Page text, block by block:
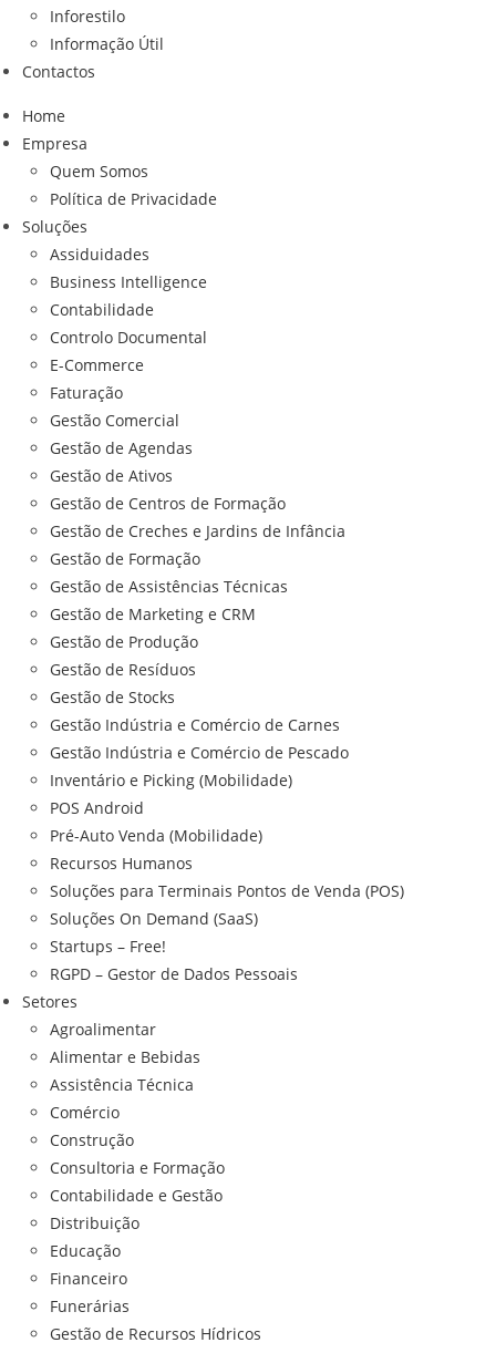
Inforestilo
Informação Útil
Contactos
Home
Empresa
Quem Somos
Política de Privacidade
Soluções
Assiduidades
Business Intelligence
Contabilidade
Controlo Documental
E-Commerce
Faturação
Gestão Comercial
Gestão de Agendas
Gestão de Ativos
Gestão de Centros de Formação
Gestão de Creches e Jardins de Infância
Gestão de Formação
Gestão de Assistências Técnicas
Gestão de Marketing e CRM
Gestão de Produção
Gestão de Resíduos
Gestão de Stocks
Gestão Indústria e Comércio de Carnes
Gestão Indústria e Comércio de Pescado
Inventário e Picking (Mobilidade)
POS Android
Pré-Auto Venda (Mobilidade)
Recursos Humanos
Soluções para Terminais Pontos de Venda (POS)
Soluções On Demand (SaaS)
Startups – Free!
RGPD – Gestor de Dados Pessoais
Setores
Agroalimentar
Alimentar e Bebidas
Assistência Técnica
Comércio
Construção
Consultoria e Formação
Contabilidade e Gestão
Distribuição
Educação
Financeiro
Funerárias
Gestão de Recursos Hídricos